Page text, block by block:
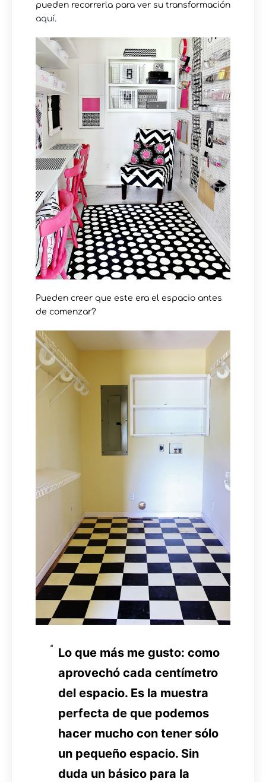
pueden recorrerla para ver su transformación
aquí.
Pueden creer que este era el espacio antes
de comenzar?
Lo que más me gusto: como
aprovechó cada centímetro
del espacio. Es la muestra
perfecta de que podemos
hacer mucho con tener sólo
un pequeño espacio. Sin
duda un básico para la